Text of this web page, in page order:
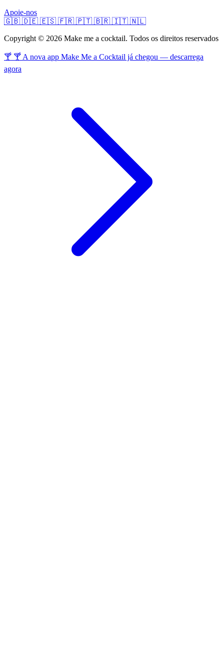
Apoie-nos
🇬🇧 🇩🇪 🇪🇸 🇫🇷 🇵🇹 🇧🇷 🇮🇹 🇳🇱
Copyright © 2026 Make me a cocktail. Todos os direitos reservados
🍸 🍸 A nova app Make Me a Cocktail já chegou — descarrega
agora